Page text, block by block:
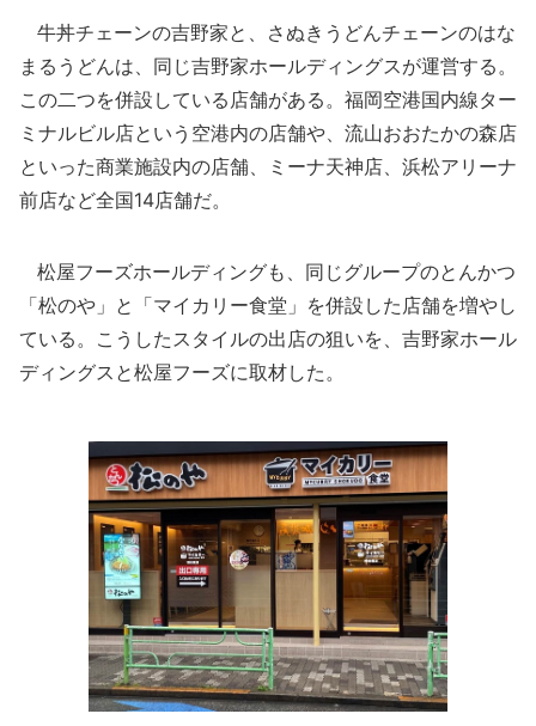
牛丼チェーンの吉野家と、さぬきうどんチェーンのはな
まるうどんは、同じ吉野家ホールディングスが運営する。
この二つを併設している店舗がある。福岡空港国内線ター
ミナルビル店という空港内の店舗や、流山おおたかの森店
といった商業施設内の店舗、ミーナ天神店、浜松アリーナ
前店など全国14店舗だ。
松屋フーズホールディングも、同じグループのとんかつ
「松のや」と「マイカリー食堂」を併設した店舗を増やし
ている。こうしたスタイルの出店の狙いを、吉野家ホール
ディングスと松屋フーズに取材した。